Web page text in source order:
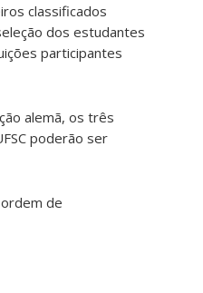
classificados
dos estudantes
participantes
alemã, os três
poderão ser
de